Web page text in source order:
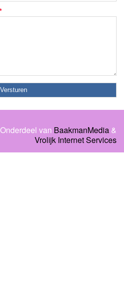
van BaakmanMedia &
Vrolijk Internet Services